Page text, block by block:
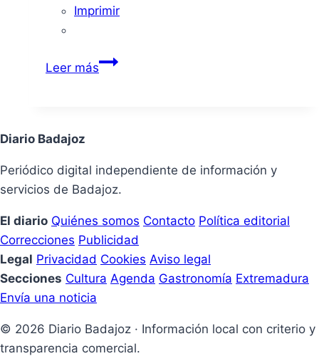
Imprimir
Leer másAEMET
y
posibles
tormentas
en
Badajoz
Diario Badajoz
Periódico digital independiente de información y
servicios de Badajoz.
El diario Quiénes somos Contacto Política editorial
Correcciones Publicidad
Legal Privacidad Cookies Aviso legal
Secciones Cultura Agenda Gastronomía Extremadura
Envía una noticia
© 2026 Diario Badajoz · Información local con criterio y
transparencia comercial.